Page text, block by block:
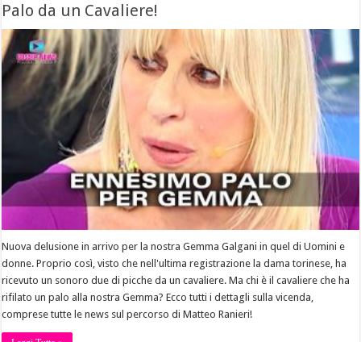
Palo da un Cavaliere!
Nuova delusione in arrivo per la nostra Gemma Galgani in quel di Uomini e
donne. Proprio così, visto che nell'ultima registrazione la dama torinese, ha
ricevuto un sonoro due di picche da un cavaliere. Ma chi è il cavaliere che ha
rifilato un palo alla nostra Gemma? Ecco tutti i dettagli sulla vicenda,
comprese tutte le news sul percorso di Matteo Ranieri!